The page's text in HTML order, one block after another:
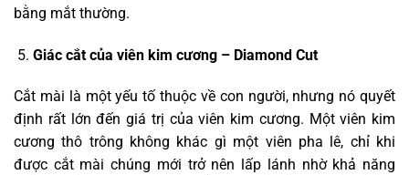
bằng mắt thường.
Giác cắt của viên kim cương – Diamond Cut
Cắt mài là một yếu tố thuộc về con người, nhưng nó quyết
định rất lớn đến giá trị của viên kim cương. Một viên kim
cương thô trông không khác gì một viên pha lê, chỉ khi
được cắt mài chúng mới trở nên lấp lánh nhờ khả năng